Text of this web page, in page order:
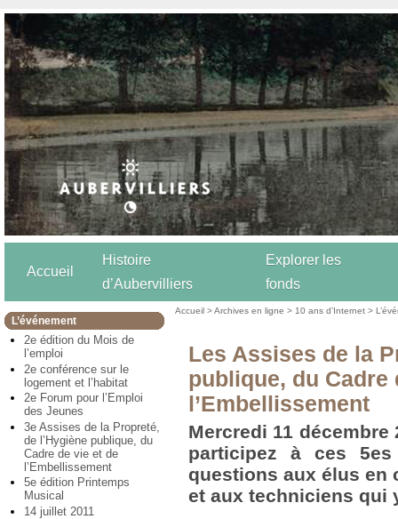
Accueil
Histoire
d’Aubervilliers
Explorer les
fonds
L’événement
2e édition du Mois de
l’emploi
2e conférence sur le
logement et l’habitat
2e Forum pour l’Emploi
des Jeunes
3e Assises de la Propreté,
de l’Hygiène publique, du
Cadre de vie et de
l’Embellissement
5e édition Printemps
Musical
14 juillet 2011
Accueil >Archives en ligne > 10 ans d’Internet >
Les Assises de la
publique, du Cadre
l’Embellissement
Mercredi 11 décembre
participez à ces
questions aux élus en
et aux techniciens qui